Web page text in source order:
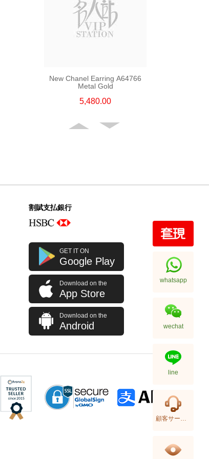
New Chanel Earring A64766
Metal Gold
5,480.00
New Chanel Earring Abd478 Ss
5,680.00
割賦支払銀行
GET IT ON
Google Play
Download on the
App Store
Download on the
Android
whatsapp
wechat
line
顧客サービス